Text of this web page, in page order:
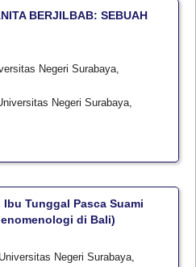
BERJILBAB: SEBUAH
Negeri Surabaya,
Negeri Surabaya,
Tunggal Pasca Suami
di Bali)
Negeri Surabaya,